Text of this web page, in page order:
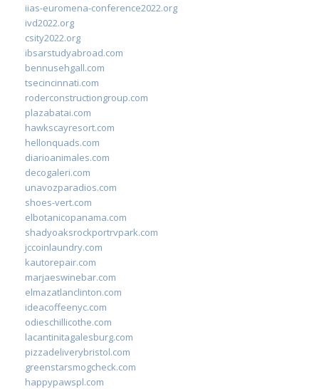
iias-euromena-conference2022.org
ivd2022.org
csity2022.org
ibsarstudyabroad.com
bennusehgall.com
tsecincinnati.com
roderconstructiongroup.com
plazabatai.com
hawkscayresort.com
hellonquads.com
diarioanimales.com
decogaleri.com
unavozparadios.com
shoes-vert.com
elbotanicopanama.com
shadyoaksrockportrvpark.com
jccoinlaundry.com
kautorepair.com
marjaeswinebar.com
elmazatlanclinton.com
ideacoffeenyc.com
odieschillicothe.com
lacantinitagalesburg.com
pizzadeliverybristol.com
greenstarsmogcheck.com
happypawspl.com